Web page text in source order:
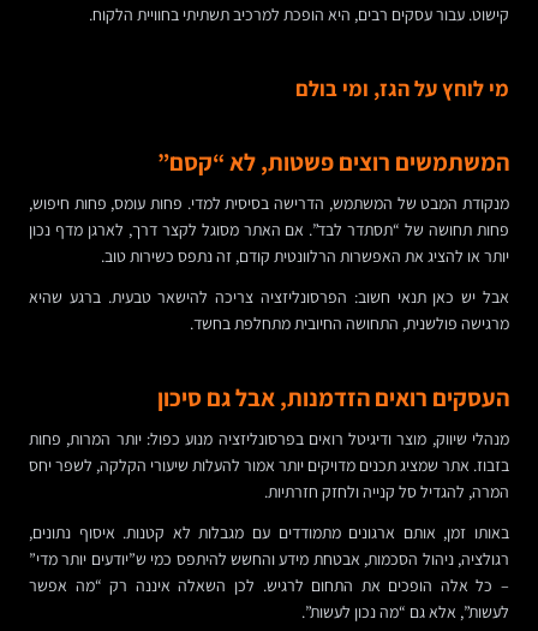
קישוט. עבור עסקים רבים, היא הופכת למרכיב תשתיתי בחוויית הלקוח.
מי לוחץ על הגז, ומי בולם
המשתמשים רוצים פשטות, לא “קסם”
מנקודת המבט של המשתמש, הדרישה בסיסית למדי. פחות עומס, פחות חיפוש,
פחות תחושה של “תסתדר לבד”. אם האתר מסוגל לקצר דרך, לארגן מדף נכון
יותר או להציג את האפשרות הרלוונטית קודם, זה נתפס כשירות טוב.
אבל יש כאן תנאי חשוב: הפרסונליזציה צריכה להישאר טבעית. ברגע שהיא
מרגישה פולשנית, התחושה החיובית מתחלפת בחשד.
העסקים רואים הזדמנות, אבל גם סיכון
מנהלי שיווק, מוצר ודיגיטל רואים בפרסונליזציה מנוע כפול: יותר המרות, פחות
בזבוז. אתר שמציג תכנים מדויקים יותר אמור להעלות שיעורי הקלקה, לשפר יחס
המרה, להגדיל סל קנייה ולחזק חזרתיות.
באותו זמן, אותם ארגונים מתמודדים עם מגבלות לא קטנות. איסוף נתונים,
רגולציה, ניהול הסכמות, אבטחת מידע והחשש להיתפס כמי ש”יודעים יותר מדי”
– כל אלה הופכים את התחום לרגיש. לכן השאלה איננה רק “מה אפשר
לעשות”, אלא גם “מה נכון לעשות”.